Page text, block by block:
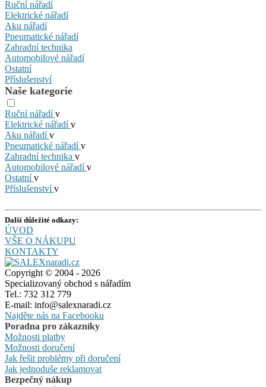
Ruční nářadí
Elektrické nářadí
Aku nářadí
Pneumatické nářadí
Zahradní technika
Automobilové nářadí
Ostatní
Příslušenství
Naše kategorie
Ruční nářadív
Elektrické nářadív
Aku nářadív
Pneumatické nářadív
Zahradní technika v
Automobilové nářadív
Ostatnív
Příslušenstvív
Další důležité odkazy:
ÚVOD
VŠE O NÁKUPU
KONTAKTY
Copyright © 2004 - 2026
Specializovaný obchod s nářadím
Tel.: 732 312 779
E-mail: info@salexnaradi.cz
Najděte nás na Facebooku
Poradna pro zákazníky
Možnosti platby
Možnosti doručení
Jak řešit problémy při doručení
Jak jednoduše reklamovat
Bezpečný nákup